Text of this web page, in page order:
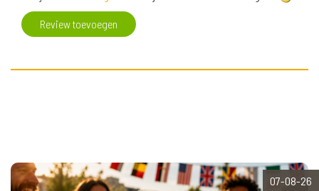
Review toevoegen
07-08-26